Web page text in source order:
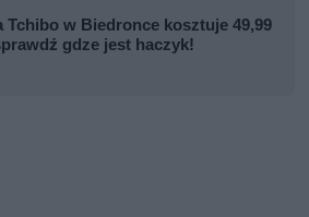
Tchibo w Biedronce kosztuje 49,99
gdze jest haczyk!